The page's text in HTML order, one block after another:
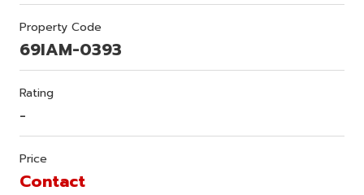
Property Code
69IAM-0393
Rating
-
Price
Contact